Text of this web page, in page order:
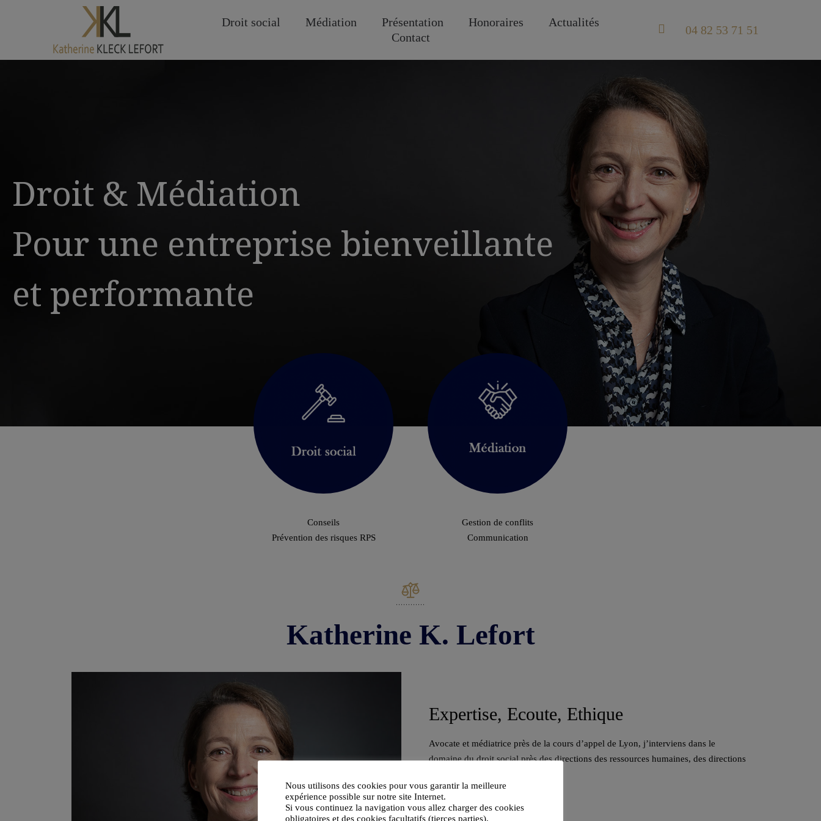
Droit social Médiation Présentation Honoraires
Actualités
Contact
04 82 53 71 51
Droit & Médiation
Pour une entreprise bienveillante
et performante
Conseils
Prévention des risques RPS
Gestion de conflits
Communication
Katherine K. Lefort
Expertise, Ecoute, Ethique
Avocate et médiatrice près de la cours d’appel de Lyon, j’interviens dans le
domaine du droit social près des directions des ressources humaines, des directions
Nous utilisons des cookies pour vous garantir la meilleure
expérience possible sur notre site Internet.
Si vous continuez la navigation vous allez charger des cookies
obligatoires et des cookies facultatifs (tierces parties).